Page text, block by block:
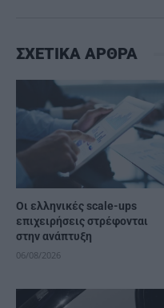
ΣΧΕΤΙΚΑ ΑΡΘΡΑ
Οι ελληνικές scale-ups
επιχειρήσεις στρέφονται
στην ανάπτυξη
06/08/2026